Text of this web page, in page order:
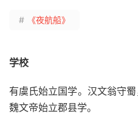
# 《夜航船》
学校
有虞氏始立国学。汉文翁守
魏文帝始立郡县学。